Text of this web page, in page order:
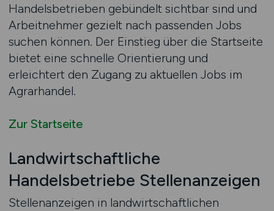
Handelsbetrieben gebündelt sichtbar sind und
Arbeitnehmer gezielt nach passenden Jobs
suchen können. Der Einstieg über die Startseite
bietet eine schnelle Orientierung und
erleichtert den Zugang zu aktuellen Jobs im
Agrarhandel.
Zur Startseite
Landwirtschaftliche
Handelsbetriebe Stellenanzeigen
Stellenanzeigen in landwirtschaftlichen